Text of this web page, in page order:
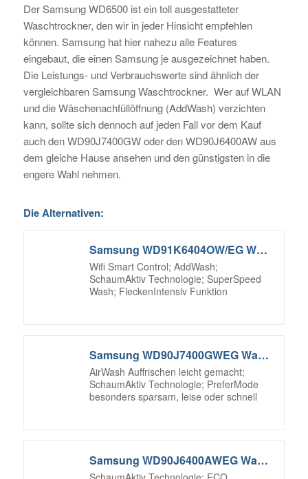
Der Samsung WD6500 ist ein toll ausgestatteter
Waschtrockner, den wir in jeder Hinsicht empfehlen
können. Samsung hat hier nahezu alle Features
eingebaut, die einen Samsung je ausgezeichnet haben.
Die Leistungs- und Verbrauchswerte sind ähnlich der
vergleichbaren Samsung Waschtrockner. Wer auf WLAN
und die Wäschenachfüllöffnung (AddWash) verzichten
kann, sollte sich dennoch auf jeden Fall vor dem Kauf
auch den WD90J7400GW oder den WD90J6400AW aus
dem gleiche Hause ansehen und den günstigsten in die
engere Wahl nehmen.
Die Alternativen:
Samsung WD91K6404OW/EG Waschtrockner/ A / 60 cm Höhe /SuperSpeed-Wash
Wifi Smart Control; AddWash;
SchaumAktiv Technologie; SuperSpeed
Wash; FleckenIntensiv Funktion
Samsung WD90J7400GWEG Waschtrockner / 1224 kWh / 9 kg / SchaumAktiv Technologie
AirWash Auffrischen leicht gemacht;
SchaumAktiv Technologie; PreferMode
besonders sparsam, leise oder schnell
Samsung WD90J6400AWEG Waschtrockner /1224 kWh / 9 kg Diamond Pflegetrommel